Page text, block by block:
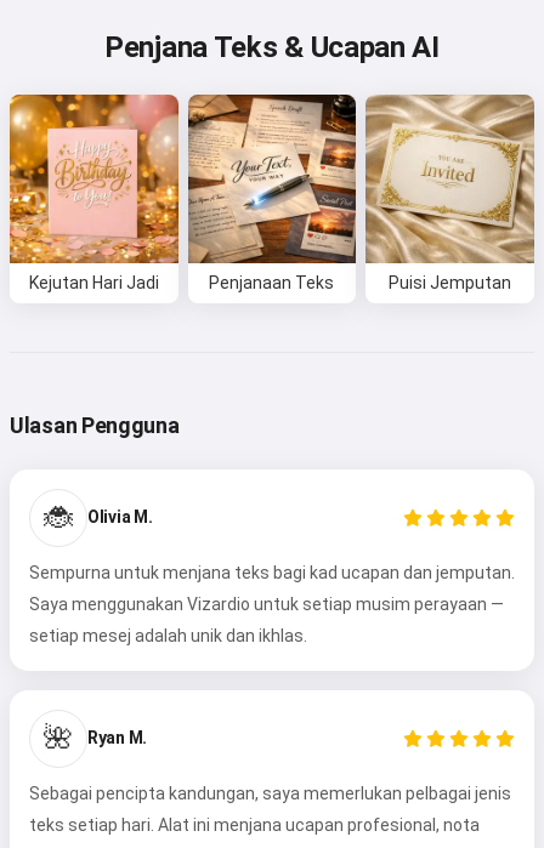
Penjana Teks & Ucapan AI
Kejutan Hari Jadi Penjanaan Teks Puisi Jemputan
Ulasan Pengguna
🐞 Olivia M.
Sempurna untuk menjana teks bagi kad ucapan dan jemputan.
Saya menggunakan Vizardio untuk setiap musim perayaan —
setiap mesej adalah unik dan ikhlas.
🌺 Ryan M.
Sebagai pencipta kandungan, saya memerlukan pelbagai jenis
teks setiap hari. Alat ini menjana ucapan profesional, nota